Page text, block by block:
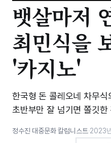
뱃살마저
최민식을
'카지노'
한국형 돈 콜레오네 차무
초반부만 잘 넘기면 쫄깃한
정수진 대중문화 칼럼니스트·2023